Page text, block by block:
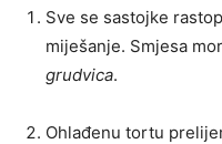
Sve se sastojke
miješanje. Smjesa
grudvica.
Ohlađenu tortu